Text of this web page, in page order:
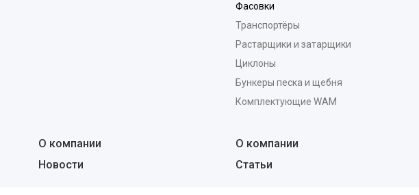
Фасовки
Транспортёры
Растарщики и затарщики
Циклоны
Бункеры песка и щебня
Комплектующие WAM
О компании О компании
Новости
Статьи